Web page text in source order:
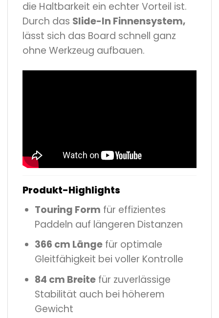
die Haltbarkeit ein echter Vorteil ist.
Durch das Slide-In Finnensystem,
lässt sich das Board schnell ganz
ohne Werkzeug aufbauen.
Produkt-Highlights
Touring Form für effizientes
Paddeln auf längeren Distanzen
366 cm Längefür optimale
Gleitfähigkeit bei voller Kontrolle
84 cm Breitefür zuverlässige
Stabilität auch bei höherem
Gewicht